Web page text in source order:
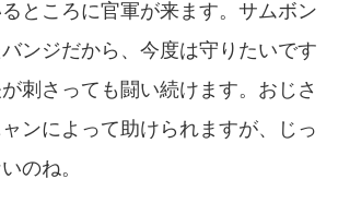
ところに官軍が来ます。サムボン
ンジだから、今度は守りたいです
刺さっても闘い続けます。おじさ
ンによって助けられますが、じっ
のね。